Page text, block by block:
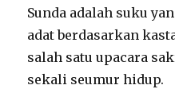
Sunda adalah suku
adat berdasarkan
salah satu upacara
sekali seumur hidup.